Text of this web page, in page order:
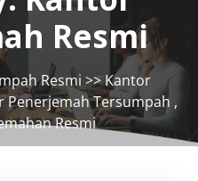
Resmi
Resmi >>Kantor
Penerjemah Tersumpah ,
Resmi